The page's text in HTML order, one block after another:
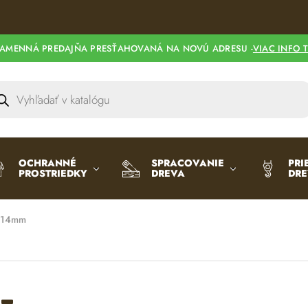
PREDAJŇA PRESŤAHOVANÁ NA NOVÚ ADRESU -VIAC INFO
OCHRANNÉ
PROSTRIEDKY
SPRACOVANIE
DREVA